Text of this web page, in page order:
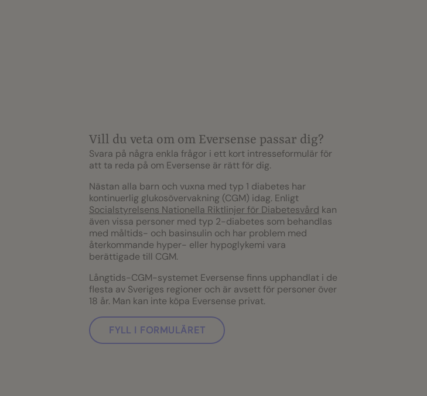
Vill du veta om om Eversense passar dig?
Svara på några enkla frågor i ett kort intresseformulär för
att ta reda på om Eversense är rätt för dig.
Nästan alla barn och vuxna med typ 1 diabetes har
kontinuerlig glukosövervakning (CGM) idag. Enligt
Socialstyrelsens Nationella Riktlinjer för Diabetesvård kan
även vissa personer med typ 2-diabetes som behandlas
med måltids- och basinsulin och har problem med
återkommande hyper- eller hypoglykemi vara
berättigade till CGM.
Långtids-CGM-systemet Eversense finns upphandlat i de
flesta av Sveriges regioner och är avsett för personer över
18 år. Man kan inte köpa Eversense privat.
FYLL I FORMULÄRET